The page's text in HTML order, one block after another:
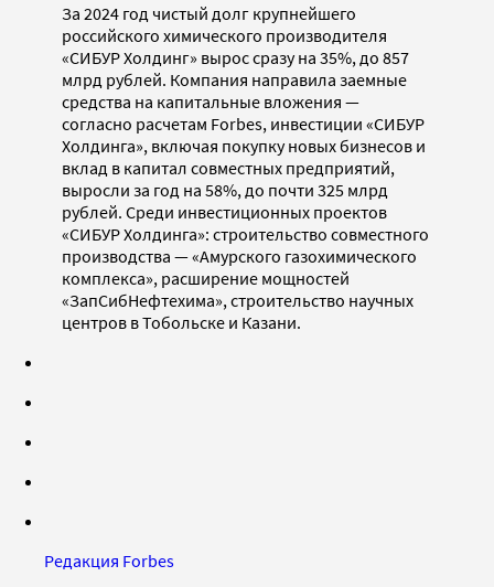
За 2024 год чистый долг крупнейшего
российского химического производителя
«СИБУР Холдинг» вырос сразу на 35%, до 857
млрд рублей. Компания направила заемные
средства на капитальные вложения —
согласно расчетам Forbes, инвестиции «СИБУР
Холдинга», включая покупку новых бизнесов и
вклад в капитал совместных предприятий,
выросли за год на 58%, до почти 325 млрд
рублей. Среди инвестиционных проектов
«СИБУР Холдинга»: строительство совместного
производства — «Амурского газохимического
комплекса», расширение мощностей
«ЗапСибНефтехима», строительство научных
центров в Тобольске и Казани.
Редакция Forbes